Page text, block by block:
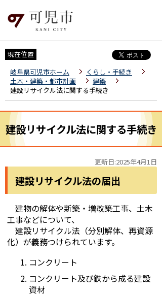
現在位置
岐阜県可児市ホーム
くらし・手続き
土木・建築・都市計画
建築
建設リサイクル法に関する手続き
建設リサイクル法に関する手続き
更新日:2025年4月1日
建設リサイクル法の届出
建物の解体や新築・増改築工事、土木
工事などについて、
建設リサイクル法（分別解体、再資源
化）が義務つけられています。
コンクリート
コンクリート及び鉄から成る建設
資材